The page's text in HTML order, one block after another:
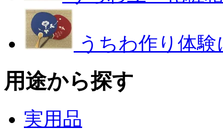
うちわ作り体
用途から探す
実用品